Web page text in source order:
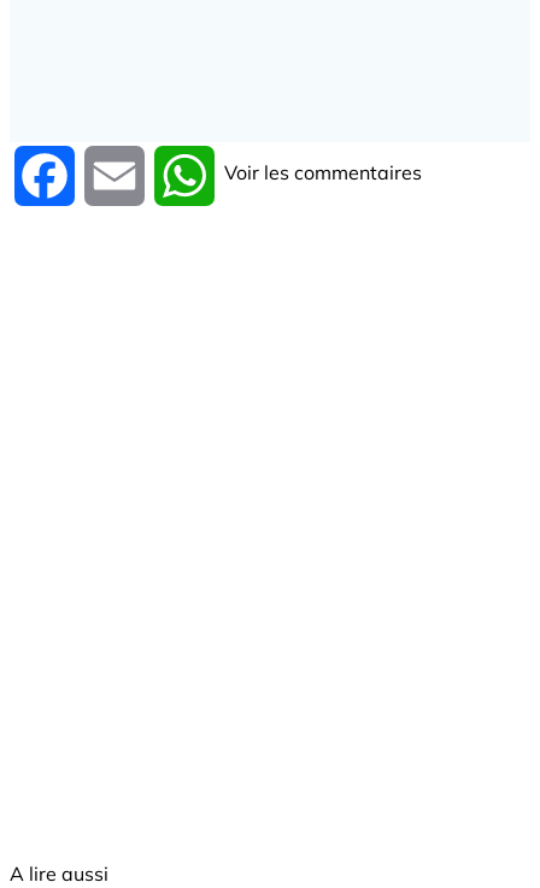
Facebook Email WhatsApp
Voir les commentaires
A lire aussi